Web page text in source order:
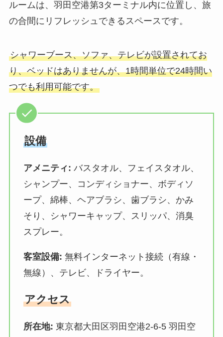
ルームは、羽田空港第3ターミナル内に位置し、旅
の合間にリフレッシュできるスペースです。
シャワーブース、ソファ、テレビが設置されてお
り、ベッドはありませんが、1時間単位で24時間い
つでも利用可能です。
設備
アメニティ: バスタオル、フェイスタオル、
シャンプー、コンディショナー、ボディソ
ープ、綿棒、ヘアブラシ、歯ブラシ、かみ
そり、シャワーキャップ、スリッパ、消臭
スプレー。
客室設備: 無料インターネット接続（有線・
無線）、テレビ、ドライヤー。
アクセス
所在地: 東京都大田区羽田空港2-6-5 羽田空